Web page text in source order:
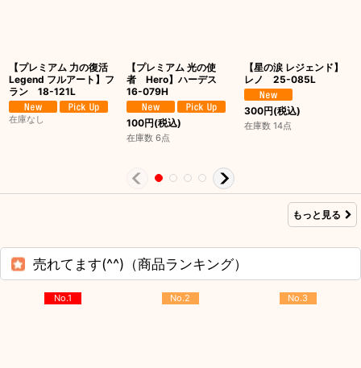
【プレミアム 力の復活
Legend フルアート】フ
ラン 18-121L
在庫なし
【プレミアム 光の使
者 Hero】ハーデス
16-079H
100円(税込)
在庫数 6点
【星の涙 レジェンド】
レノ 25-085L
300円(税込)
在庫数 14点
もっと見る
売れてます(^^)（商品ランキング）
No.1 No.2 No.3